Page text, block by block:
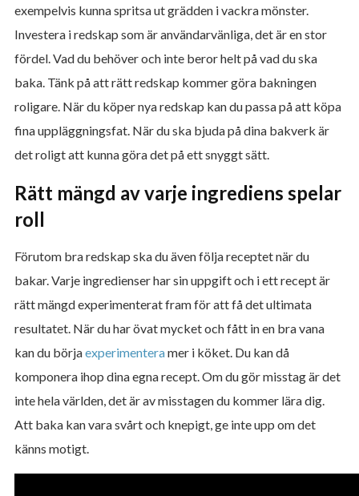
exempelvis kunna spritsa ut grädden i vackra mönster.
Investera i redskap som är användarvänliga, det är en stor
fördel. Vad du behöver och inte beror helt på vad du ska
baka. Tänk på att rätt redskap kommer göra bakningen
roligare. När du köper nya redskap kan du passa på att köpa
fina uppläggningsfat. När du ska bjuda på dina bakverk är
det roligt att kunna göra det på ett snyggt sätt.
Rätt mängd av varje ingrediens spelar
roll
Förutom bra redskap ska du även följa receptet när du
bakar. Varje ingredienser har sin uppgift och i ett recept är
rätt mängd experimenterat fram för att få det ultimata
resultatet. När du har övat mycket och fått in en bra vana
kan du börjaexperimenteramer i köket. Du kan då
komponera ihop dina egna recept. Om du gör misstag är det
inte hela världen, det är av misstagen du kommer lära dig.
Att baka kan vara svårt och knepigt, ge inte upp om det
känns motigt.